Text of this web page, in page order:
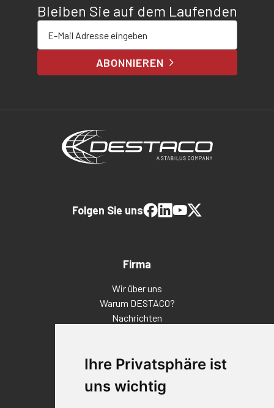
Ihre Privatsphäre ist
uns wichtig
Bleiben Sie auf dem Laufenden
ABONNIEREN
Firma
Wir über uns
Warum DESTACO?
Nachrichten
Standorte
Qualitätsaussage
Folgen Sie uns